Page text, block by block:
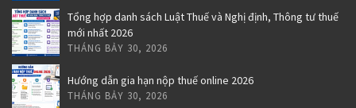
Tổng hợp danh sách Luật Thuế và Nghị định, Thông tư thuế
mới nhất 2026
THÁNG BẢY 30, 2026
Hướng dẫn gia hạn nộp thuế online 2026
THÁNG BẢY 30, 2026